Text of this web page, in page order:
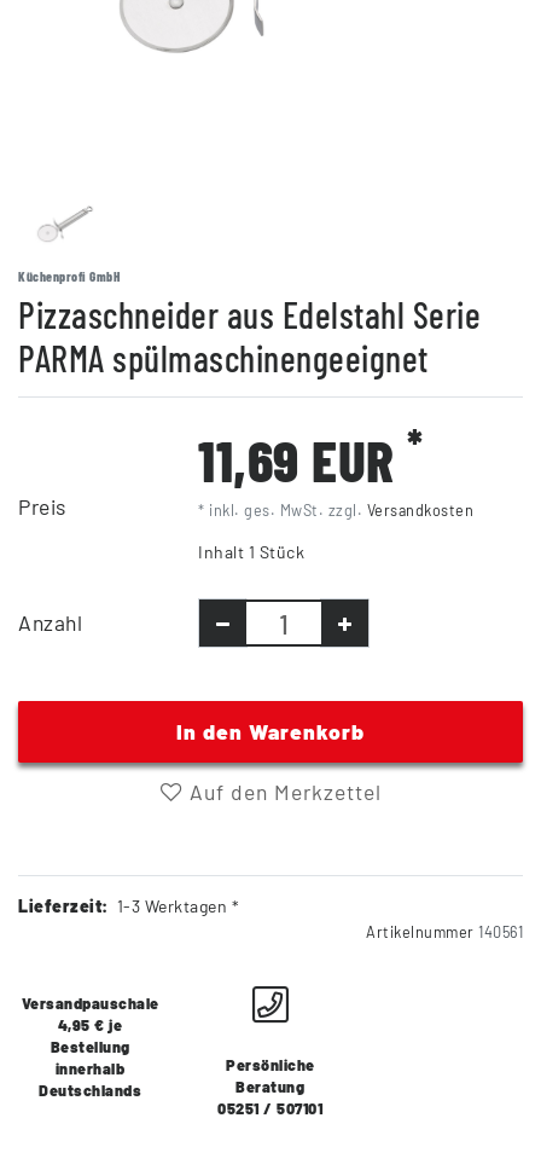
Küchenprofi GmbH
Pizzaschneider aus Edelstahl Serie
PARMA spülmaschinengeeignet
Preis
11,69 EUR*
* inkl. ges. MwSt. zzgl. Versandkosten
Inhalt 1 Stück
Anzahl
In den Warenkorb
Auf den Merkzettel
Lieferzeit: 1-3 Werktagen *
Artikelnummer 140561
Versandpauschale
4,95 € je
Bestellung
innerhalb
Deutschlands
Persönliche
Beratung
05251 / 507101